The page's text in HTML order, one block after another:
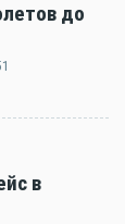
до
в